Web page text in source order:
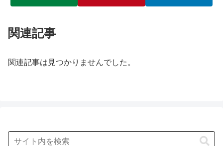
関連記事
関連記事は見つかりませんでした。